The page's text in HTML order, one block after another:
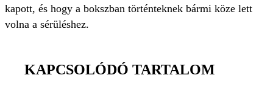
kapott, és hogy a bokszban történteknek bármi köze lett
volna a sérüléshez.
KAPCSOLÓDÓ TARTALOM